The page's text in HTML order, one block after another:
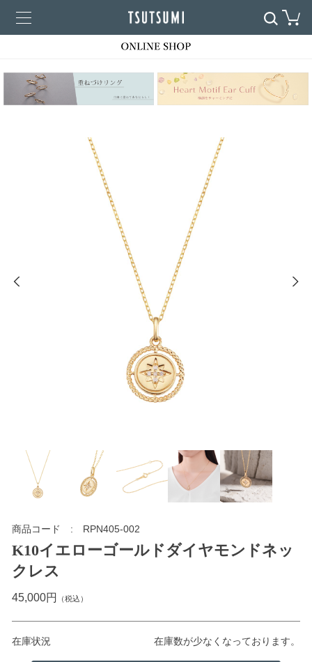
商品コード RPN405-002
K10イエローゴールドダイヤモンドネッ
クレス
45,000円 （税込）
在庫状況 在庫数が少なくなっております。